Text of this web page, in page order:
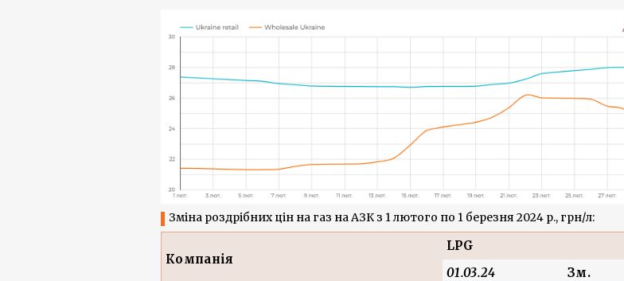
Зміна роздрібних цін на газ на АЗК з 1 лютого по 1 березня 2024 р., грн/л:
Компанія
LPG
01.03.24
Зм.